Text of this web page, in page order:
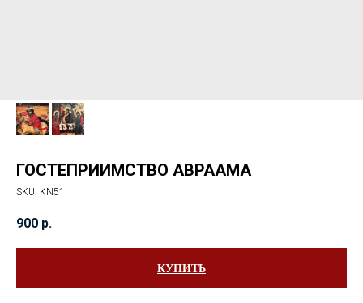
ГОСТЕПРИИМСТВО АВРААМА
SKU: KN51
900 р.
КУПИТЬ